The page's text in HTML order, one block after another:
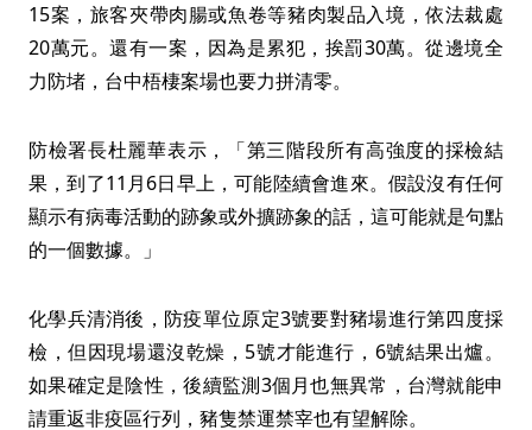
15案，旅客夾帶肉腸或魚卷等豬肉製品入境，依法裁處
20萬元。還有一案，因為是累犯，挨罰30萬。從邊境全
力防堵，台中梧棲案場也要力拼清零。
防檢署長杜麗華表示，「第三階段所有高強度的採檢結
果，到了11月6日早上，可能陸續會進來。假設沒有任何
顯示有病毒活動的跡象或外擴跡象的話，這可能就是句點
的一個數據。」
化學兵清消後，防疫單位原定3號要對豬場進行第四度採
檢，但因現場還沒乾燥，5號才能進行，6號結果出爐。
如果確定是陰性，後續監測3個月也無異常，台灣就能申
請重返非疫區行列，豬隻禁運禁宰也有望解除。